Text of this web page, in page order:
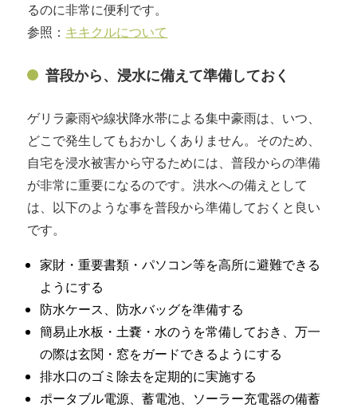
るのに非常に便利です。
参照： キキクルについて
普段から、浸水に備えて準備しておく
ゲリラ豪雨や線状降水帯による集中豪雨は、いつ、
どこで発生してもおかしくありません。そのため、
自宅を浸水被害から守るためには、普段からの準備
が非常に重要になるのです。洪水への備えとして
は、以下のような事を普段から準備しておくと良い
です。
家財・重要書類・パソコン等を高所に避難できる
ようにする
防水ケース、防水バッグを準備する
簡易止水板・土嚢・水のうを常備しておき、万一
の際は玄関・窓をガードできるようにする
排水口のゴミ除去を定期的に実施する
ポータブル電源、蓄電池、ソーラー充電器の備蓄